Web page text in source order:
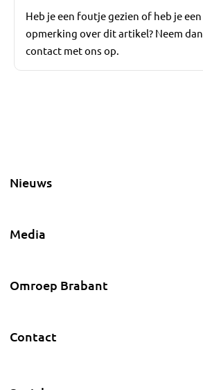
Heb je een foutje gezien of heb je een
opmerking over dit artikel? Neem dan
contact met ons op.
Nieuws
Media
Omroep Brabant
Contact